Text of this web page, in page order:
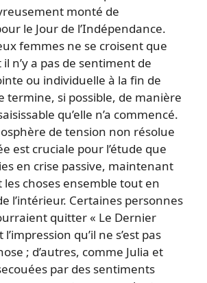
monté de
le Jour de l’Indépendance.
femmes ne se croisent que
n’y a pas de sentiment de
ou individuelle à la fin de
termine, si possible, de manière
qu’elle n’a commencé.
de tension non résolue
est cruciale pour l’étude que
en crise passive, maintenant
choses ensemble tout en
l’intérieur. Certaines personnes
quitter « Le Dernier
qu’il ne s’est pas
; d’autres, comme Julia et
par des sentiments